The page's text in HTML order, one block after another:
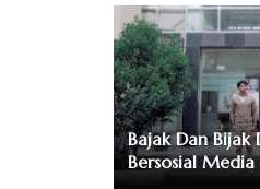
Bajak Dan Bijak
Bersosial Media